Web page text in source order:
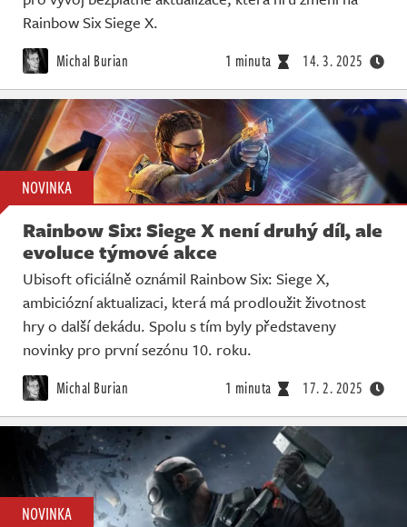
Rainbow Six Siege X.
Michal Burian 1 minuta 14. 3. 2025
NOVINKA
Rainbow Six: Siege X není druhý díl, ale
evoluce týmové akce
Ubisoft oficiálně oznámil Rainbow Six: Siege X,
ambiciózní aktualizaci, která má prodloužit životnost
hry o další dekádu. Spolu s tím byly představeny
novinky pro první sezónu 10. roku.
Michal Burian 1 minuta 17. 2. 2025
NOVINKA